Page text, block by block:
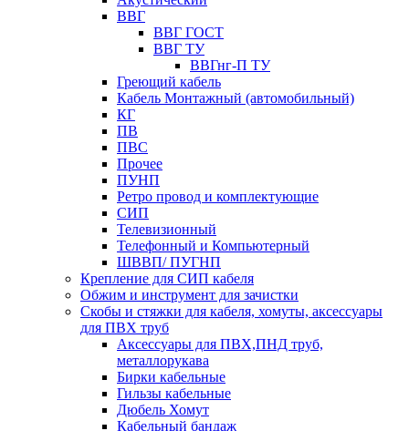
ВВГ
ВВГ ГОСТ
ВВГ ТУ
ВВГнг-П ТУ
Греющий кабель
Кабель Монтажный (автомобильный)
КГ
ПВ
ПВС
Прочее
ПУНП
Ретро провод и комплектующие
СИП
Телевизионный
Телефонный и Компьютерный
ШВВП/ ПУГНП
Крепление для СИП кабеля
Обжим и инструмент для зачистки
Скобы и стяжки для кабеля, хомуты, аксессуары
для ПВХ труб
Аксессуары для ПВХ,ПНД труб,
металлорукава
Бирки кабельные
Гильзы кабельные
Дюбель Хомут
Кабельный бандаж